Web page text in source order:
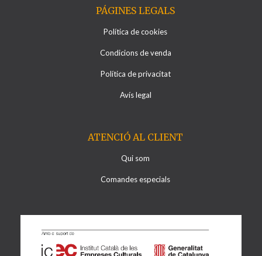
PÁGINES LEGALS
Política de cookies
Condicions de venda
Política de privacitat
Avís legal
ATENCIÓ AL CLIENT
Qui som
Comandes especials